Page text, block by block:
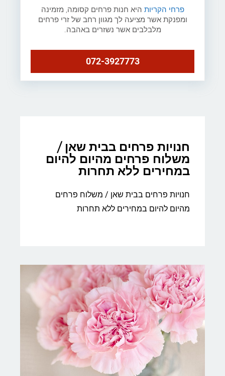
פרחי הקריות היא חנות פרחים קסומה, מזמינה
ומפנקת אשר מציעה לך מגוון רחב של זרי פרחים
מלבלבים אשר נשזרים באהבה.
072-3927773
חנויות פרחים בבית שאן /
משלוח פרחים מהיום להיום
במחירים ללא תחרות
חנויות פרחים בבית שאן / משלוח פרחים
מהיום להיום במחירים ללא תחרות